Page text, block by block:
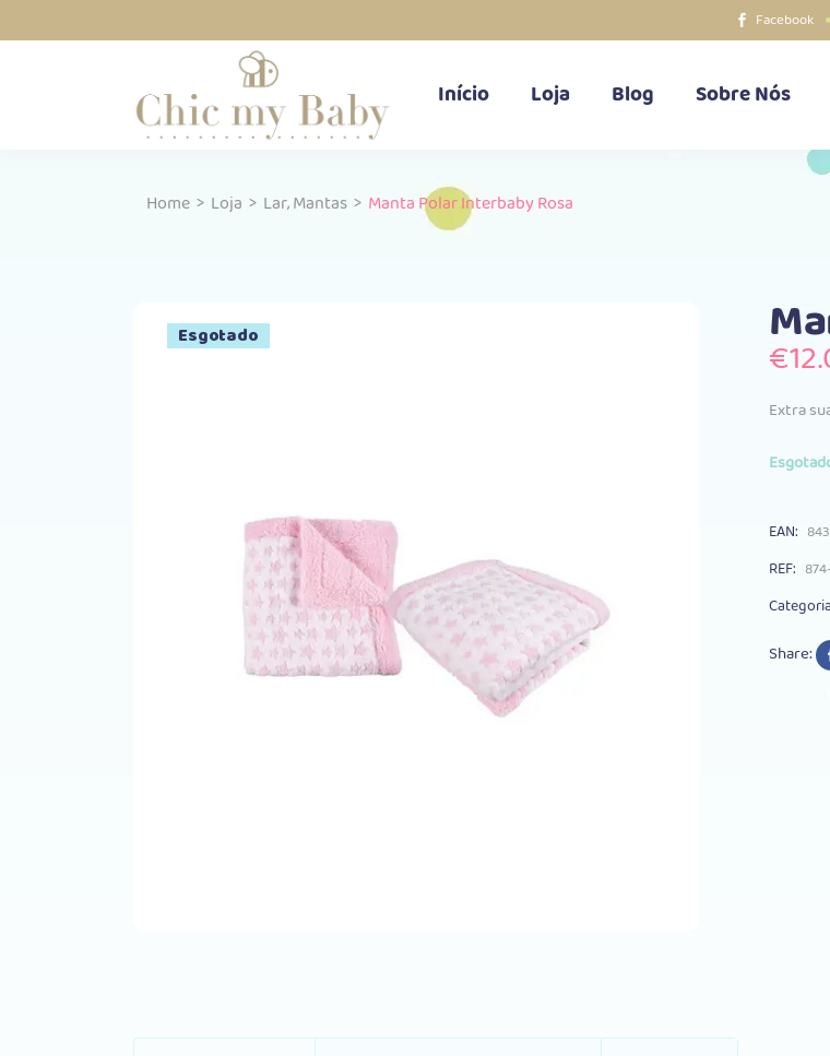
Facebook
Início Loja Blog Sobre Nós
Home > Loja > Lar,Mantas > Manta Polar Interbaby Rosa
Esgotado €
Extra
EAN:
REF:
Share: